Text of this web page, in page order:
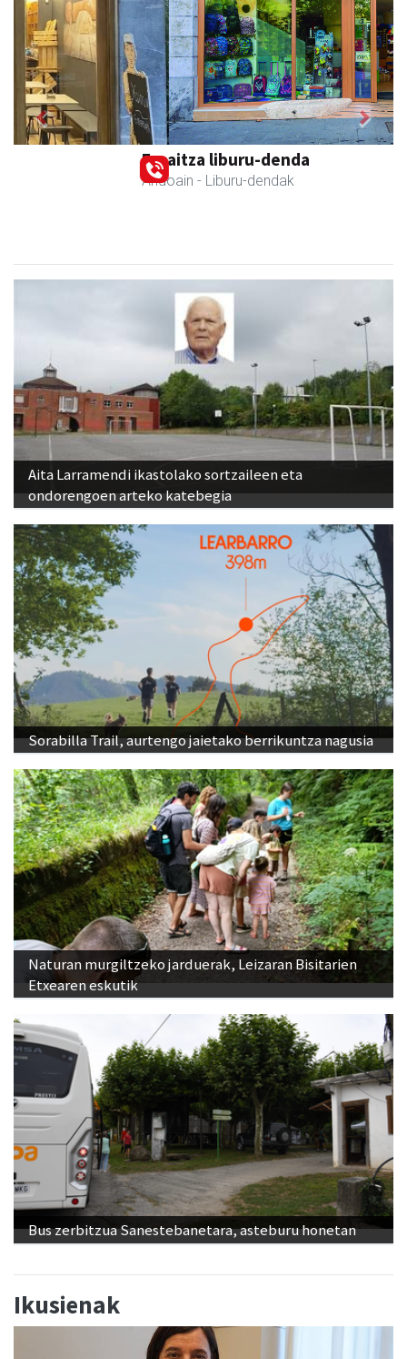
Ernaitza liburu-denda
- Liburu-dendak
Previous Next
Aita Larramendi ikastolako sortzaileen eta
ondorengoen arteko katebegia
Sorabilla Trail, aurtengo jaietako berrikuntza nagusia
Naturan murgiltzeko jarduerak, Leizaran Bisitarien
Etxearen eskutik
Bus zerbitzua Sanestebanetara, asteburu honetan
Ikusienak